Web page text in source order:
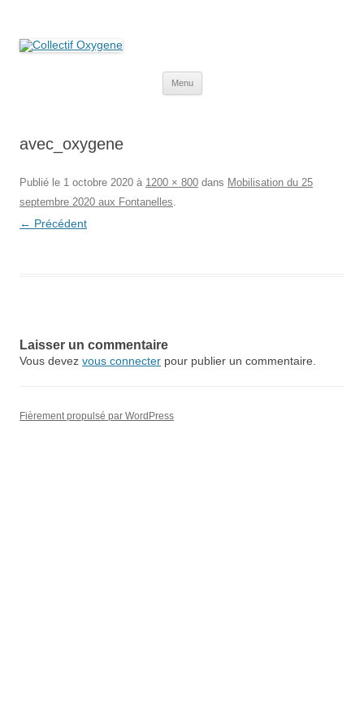
Menu
avec_oxygene
Publié le 1 octobre 2020 à 1200 × 800 dans Mobilisation du 25
septembre 2020 aux Fontanelles.
← Précédent
Laisser un commentaire
Vous devez vous connecter pour publier un commentaire.
Fièrement propulsé par WordPress